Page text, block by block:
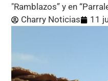
"Ramblazos” y en
Charry Noticias
11